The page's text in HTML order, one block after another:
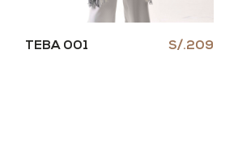
TEBA 001 S/.209